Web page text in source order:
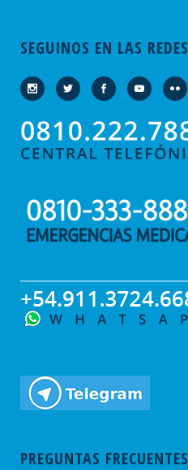
SEGUINOS EN LAS REDES
PREGUNTAS FRECUENTES